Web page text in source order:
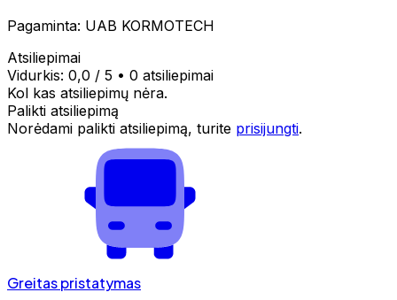
Pagaminta: UAB KORMOTECH
Atsiliepimai
Vidurkis: 0,0 / 5 • 0 atsiliepimai
Kol kas atsiliepimų nėra.
Palikti atsiliepimą
Norėdami palikti atsiliepimą, turite prisijungti.
Greitas pristatymas